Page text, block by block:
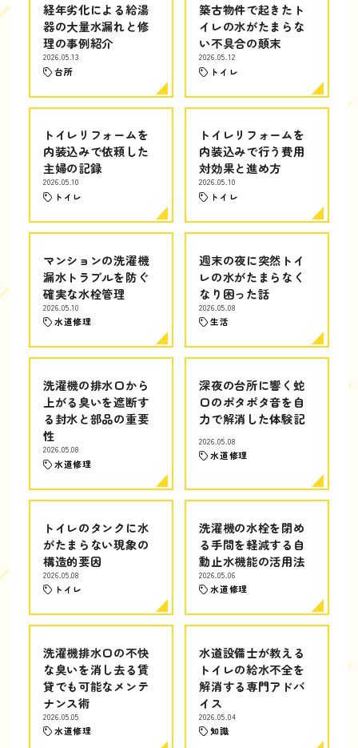
経年劣化による給湯
器の大量水漏れと修
理の事例紹介
2026.05.13
台所
築古物件で起きたト
イレの水がたまらな
い不具合の顛末
2026.05.12
トイレ
トイレリフォームを
内装込みで依頼した
主婦の記録
2026.05.10
トイレ
トイレリフォームを
内装込みで行う費用
対効果と進め方
2026.05.10
トイレ
マンションの洗濯機
漏水トラブルを防ぐ
確実な水栓管理
2026.05.10
水道修理
週末の夜に突然トイ
レの水がたまらなく
なり困った話
2026.05.08
生活
洗濯機の排水口から
上がる臭いを遮断す
る封水と部品の重要
性
2026.05.08
水道修理
深夜の台所に響く蛇
口のポタポタ音を自
力で解消した体験記
2026.05.08
水道修理
トイレのタンクに水
がたまらない現象の
構造的要因
2026.05.08
トイレ
洗濯機の水栓を閉め
る手間を軽減する自
動止水機能の活用法
2026.05.06
水道修理
洗濯機排水口の不快
な臭いを消し去る賃
貸でも可能なメンテ
ナンス術
2026.05.05
水道修理
水道設備士が教える
トイレの給水不全を
解消する専門アドバ
イス
2026.05.04
知識